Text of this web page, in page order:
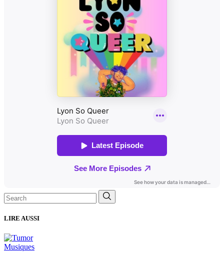
Search
for:
LIRE AUSSI
Musiques